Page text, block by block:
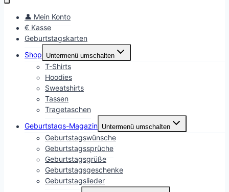
👤 Mein Konto
€ Kasse
Geburtstagskarten
Shop
Untermenü umschalten
T-Shirts
Hoodies
Sweatshirts
Tassen
Tragetaschen
Geburtstags-Magazin Untermenü umschalten
Geburtstagswünsche
Geburtstagssprüche
Geburtstagsgrüße
Geburtstagsgeschenke
Geburtstagslieder